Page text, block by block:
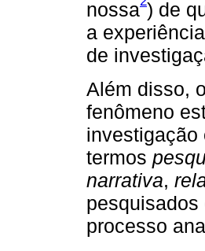
nossa ) de
a
de
Além disso,
fenômeno
investigação
termos
narrativa,
pesquisados
processo